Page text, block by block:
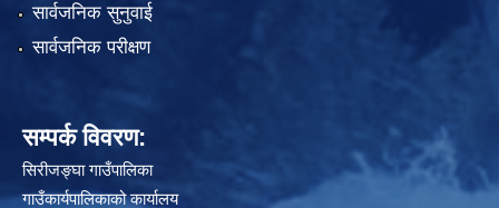
सार्वजनिक सुनुवाई
सार्वजनिक परीक्षण
सम्पर्क विवरण:
सिरीजङ्घा गाउँपालिका
गाउँकार्यपालिकाको कार्यालय